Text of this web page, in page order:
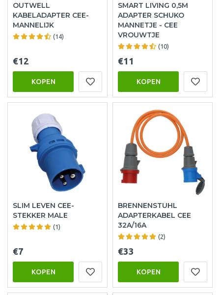
OUTWELL
KABELADAPTER CEE-
MANNELIJK
(14)
€12
KOPEN
SMART LIVING 0,5M
ADAPTER SCHUKO
MANNETJE - CEE
VROUWTJE
(10)
€11
KOPEN
SLIM LEVEN CEE-
STEKKER MALE
(1)
€7
KOPEN
BRENNENSTUHL
ADAPTERKABEL CEE
32A/16A
(2)
€33
KOPEN